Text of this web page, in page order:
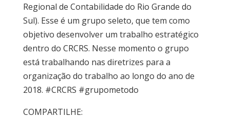
Regional de Contabilidade do Rio Grande do
Sul). Esse é um grupo seleto, que tem como
objetivo desenvolver um trabalho estratégico
dentro do CRCRS. Nesse momento o grupo
está trabalhando nas diretrizes para a
organização do trabalho ao longo do ano de
2018. #CRCRS #grupometodo
COMPARTILHE: